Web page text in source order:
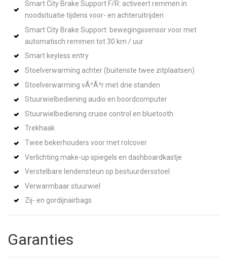
Smart City Brake Support F/R: activeert remmen in
noodsituatie tijdens voor- en achteruitrijden
Smart City Brake Support: bewegingssensor voor met
automatisch remmen tot 30 km / uur
Smart keyless entry
Stoelverwarming achter (buitenste twee zitplaatsen)
Stoelverwarming vÃ³Ã³r met drie standen
Stuurwielbediening audio en boordcomputer
Stuurwielbediening cruise control en bluetooth
Trekhaak
Twee bekerhouders voor met rolcover
Verlichting make-up spiegels en dashboardkastje
Verstelbare lendensteun op bestuurdersstoel
Verwarmbaar stuurwiel
Zij- en gordijnairbags
Garanties